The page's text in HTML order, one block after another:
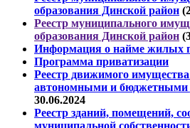
образования Динской район
Реестр муниципального
образования Динской район
Информация о найме жилых
Программа приватизации
Реестр движимого имущества
автономными и бюджетными
30.06.2024
Реестр зданий, помещений,
муниципальной